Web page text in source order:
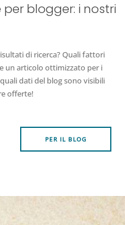
per blogger: i nostri
di ricerca? Quali fattori
un articolo ottimizzato per i
dati del blog sono visibili
offerte!
PER IL BLOG